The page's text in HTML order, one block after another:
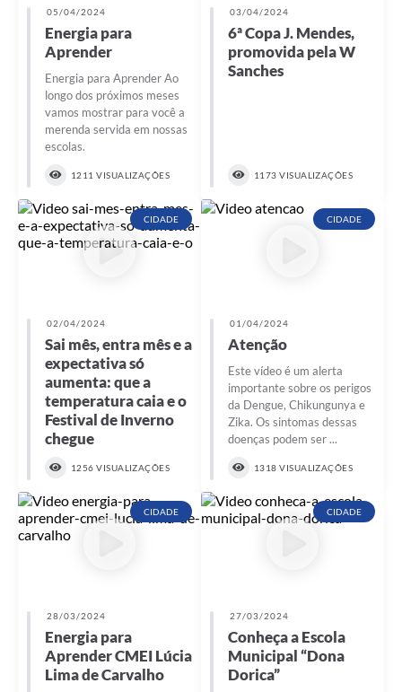
05/04/2024
Energia para
Aprender
Energia para Aprender Ao
longo dos próximos meses
vamos mostrar para você a
merenda servida em nossas
escolas.
1211 VISUALIZAÇÕES
03/04/2024
6ª Copa J. Mendes,
promovida pela W
Sanches
1173 VISUALIZAÇÕES
CIDADE
02/04/2024
Sai mês, entra mês e a
expectativa só
aumenta: que a
temperatura caia e o
Festival de Inverno
chegue
1256 VISUALIZAÇÕES
CIDADE
01/04/2024
Atenção
Este vídeo é um alerta
importante sobre os perigos
da Dengue, Chikungunya e
Zika. Os sintomas dessas
doenças podem ser ...
1318 VISUALIZAÇÕES
CIDADE
28/03/2024
Energia para
Aprender CMEI Lúcia
Lima de Carvalho
CIDADE
27/03/2024
Conheça a Escola
Municipal “Dona
Dorica”